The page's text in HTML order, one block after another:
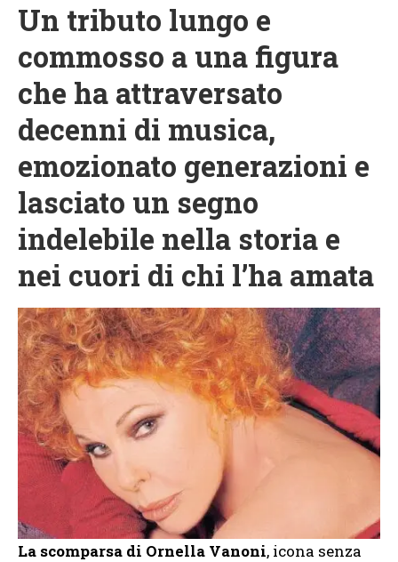
Un tributo lungo e
commosso a una figura
che ha attraversato
decenni di musica,
emozionato generazioni e
lasciato un segno
indelebile nella storia e
nei cuori di chi l’ha amata
La scomparsa di Ornella Vanoni, icona senza